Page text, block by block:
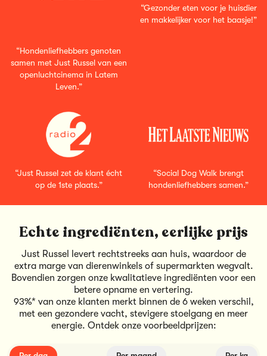
“Hondenliefhebbers genoten
samen met Just Russel van een
openluchtcinema in Latem
Leven.”
“Gezonder eten voor je huisdier
en makkelijker voor het baasje!”
“Just Russel zet de klant écht
op de 1ste plaats.”
“Social Dog Walk brengt
hondenliefhebbers samen.”
Echte ingrediënten, eerlijke prijs
Just Russel levert rechtstreeks aan huis, waardoor de
extra marge van dierenwinkels of supermarkten wegvalt.
Bovendien zorgen onze kwalitatieve ingrediënten voor een
betere opname en vertering.
93%* van onze klanten merkt binnen de 6 weken verschil,
met een gezondere vacht, stevigere stoelgang en meer
energie. Ontdek onze voorbeeldprijzen: